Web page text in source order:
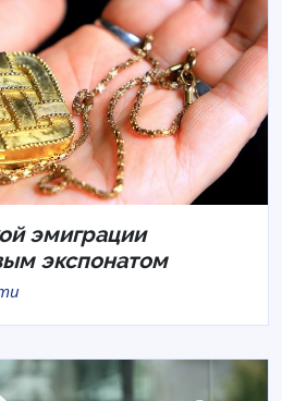
эмиграции
экспонатом